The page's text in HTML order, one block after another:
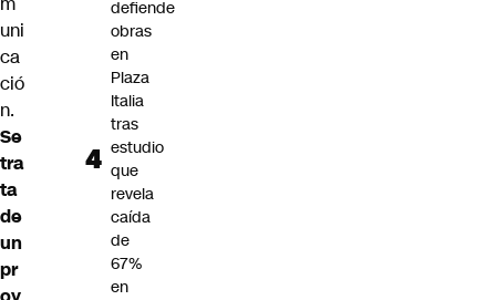
uni
ca
ció
n.
Se
tra
ta
de
un
pr
defiende
obras
en
Plaza
Italia
tras
estudio
que
revela
caída
de
67%
en